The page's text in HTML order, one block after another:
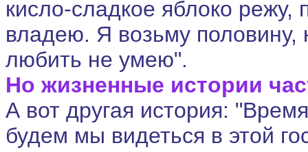
кисло-сладкое яблоко
владею. Я возьму половину,
любить не умею".
Но жизненные истории
А вот другая история:
будем мы видеться в этой